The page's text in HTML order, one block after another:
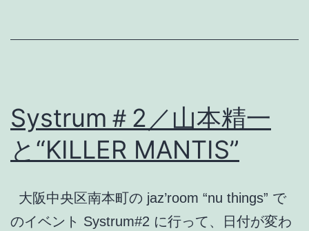
ク
大
店
で
Systrum＃2／山本精一
と“KILLER MANTIS”
大阪中央区南本町の jaz’room “nu things” で
のイベント Systrum#2 に行って、日付が変わ